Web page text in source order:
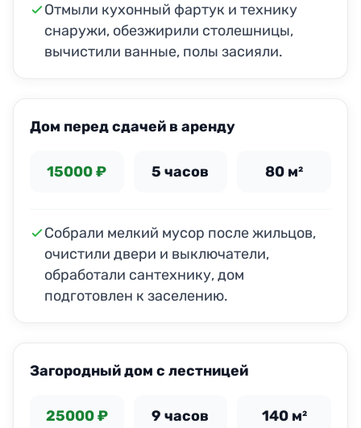
Отмыли кухонный фартук и технику
снаружи, обезжирили столешницы,
вычистили ванные, полы засияли.
Дом перед сдачей в аренду
15000 ₽ 5 часов 80 м²
Собрали мелкий мусор после жильцов,
очистили двери и выключатели,
обработали сантехнику, дом
подготовлен к заселению.
Загородный дом с лестницей
25000 ₽ 9 часов 140 м²